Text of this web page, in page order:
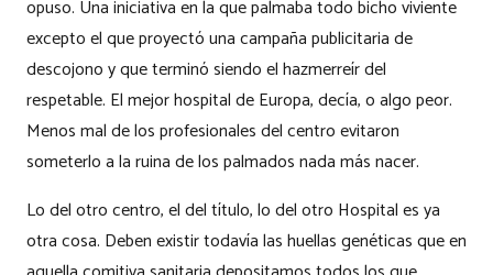
opuso. Una iniciativa en la que palmaba todo bicho viviente
excepto el que proyectó una campaña publicitaria de
descojono y que terminó siendo el hazmerreír del
respetable. El mejor hospital de Europa, decía, o algo peor.
Menos mal de los profesionales del centro evitaron
someterlo a la ruina de los palmados nada más nacer.
Lo del otro centro, el del título, lo del otro Hospital es ya
otra cosa. Deben existir todavía las huellas genéticas que en